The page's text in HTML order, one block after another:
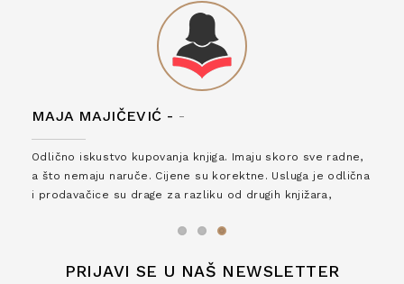
MAJA MAJIČEVIĆ - -
Odlično iskustvo kupovanja knjiga. Imaju skoro sve radne,
a što nemaju naruče. Cijene su korektne. Usluga je odlična
i prodavačice su drage za razliku od drugih knjižara,
PRIJAVI SE U NAŠ NEWSLETTER